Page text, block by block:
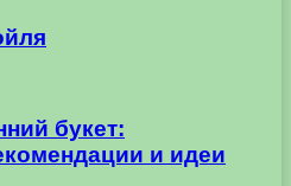
букет:
и идеи